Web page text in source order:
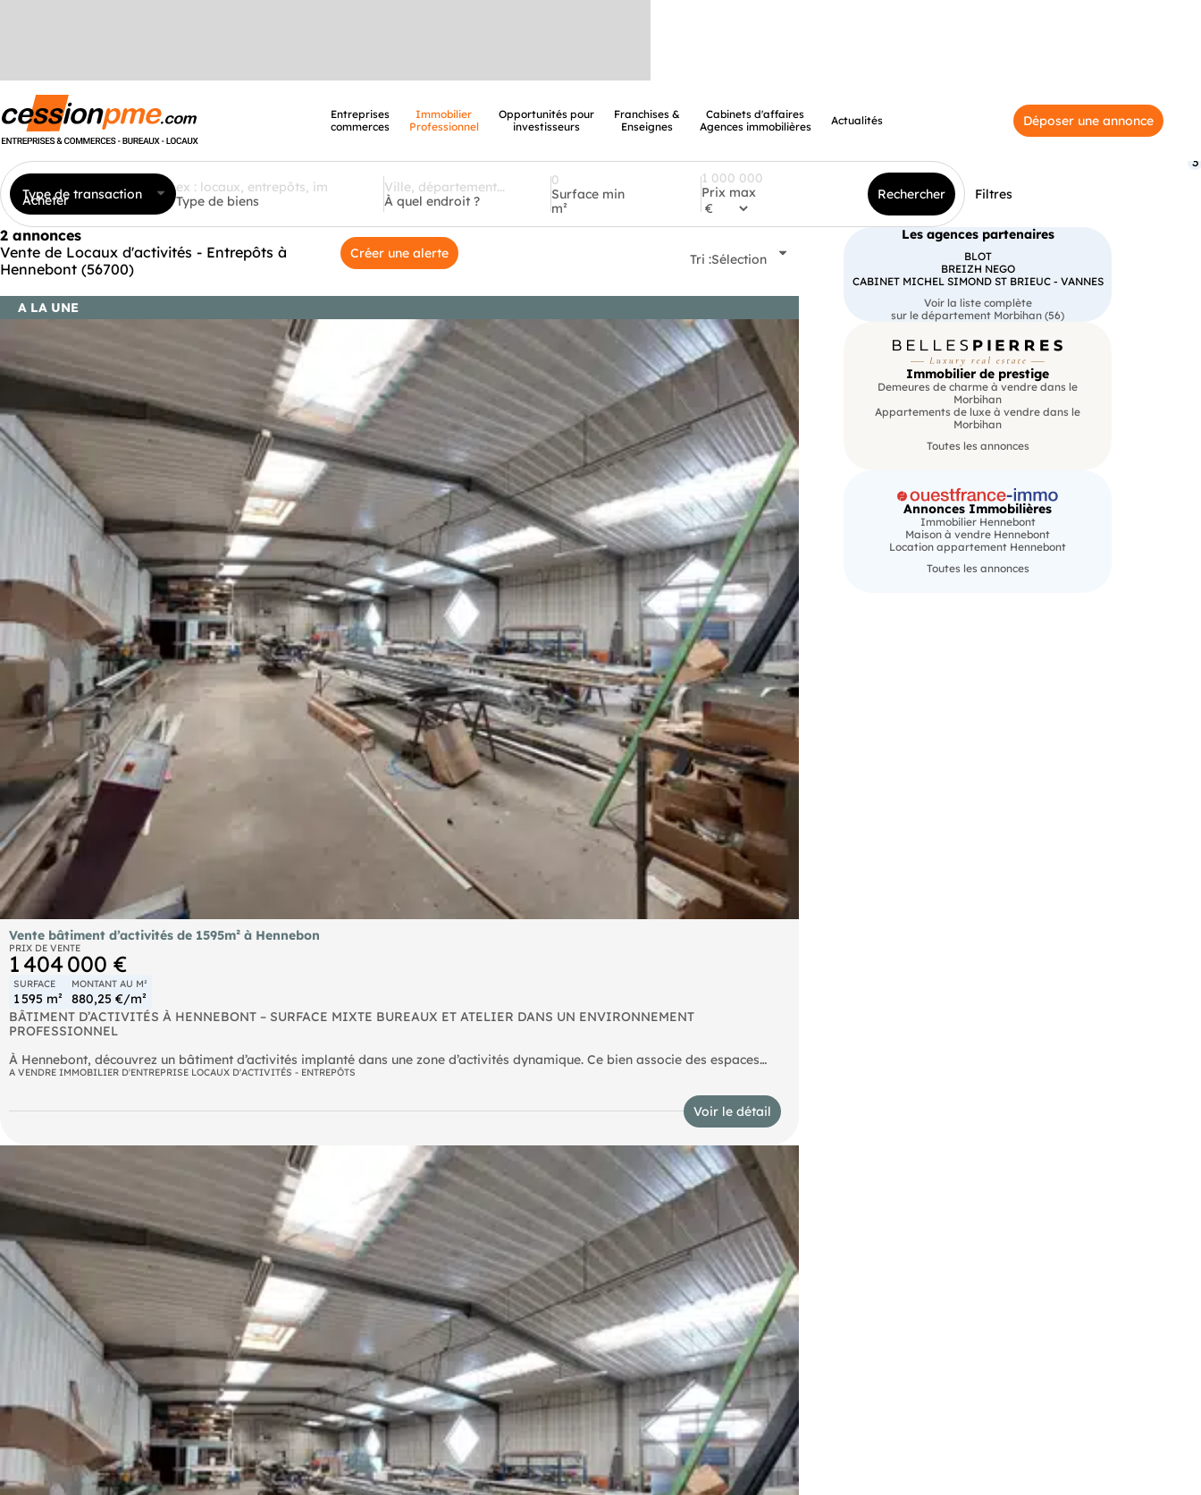
Entreprises
commerces
Immobilier
Professionnel
Opportunités pour
investisseurs
Franchises &
Enseignes
Cabinets d'affaires
Agences immobilières
Actualités Déposer une annonce
Type de transaction
Acheter Type de biens À quel endroit ?
Surface min
m²
Prix max Rechercher Filtres
3
2 annonces
Vente de Locaux d'activités - Entrepôts à
Hennebont (56700)
Créer une alerte Tri :Sélection
A LA UNE
Vente bâtiment d’activités de 1595m² à Hennebon
PRIX DE VENTE
1 404 000 €
SURFACE
1 595 m²
MONTANT AU M²
880,25 €/m²
BÂTIMENT D’ACTIVITÉS À HENNEBONT – SURFACE MIXTE BUREAUX ET ATELIER DANS UN ENVIRONNEMENT
PROFESSIONNEL
À Hennebont, découvrez un bâtiment d’activités implanté dans une zone d’activités dynamique. Ce bien associe des espaces
tertiaires et un atelier de grande capacité, avec des aménagements pensés pour faciliter l’exploitation quotidienne et les
Les + du bien :
Atelier avec accès adaptés à l’activité
Prix net vendeur : 1 300 000€
Honoraires d’agence : 104 000€HT
Pour plus d’informations sur ce bien, contactez .
S : 20 ans d’expertise pour vous accompagner dans votre recherche d’achat ou de location d'un LOCAL D'ACTIVITÉ à
Hennebont.
A VENDRE IMMOBILIER D'ENTREPRISE LOCAUX D'ACTIVITÉS - ENTREPÔTS
Voir le détail
Les agences partenaires
BLOT
BREIZH NEGO
CABINET MICHEL SIMOND ST BRIEUC - VANNES
Voir la liste complète
sur le département Morbihan (56)
Immobilier de prestige
Demeures de charme à vendre dans le
Morbihan
Appartements de luxe à vendre dans le
Morbihan
Toutes les annonces
Annonces Immobilières
Immobilier Hennebont
Maison à vendre Hennebont
Location appartement Hennebont
Toutes les annonces